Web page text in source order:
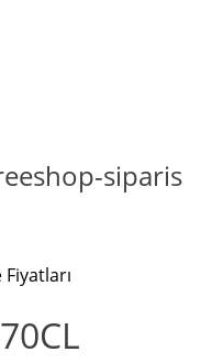
siparis